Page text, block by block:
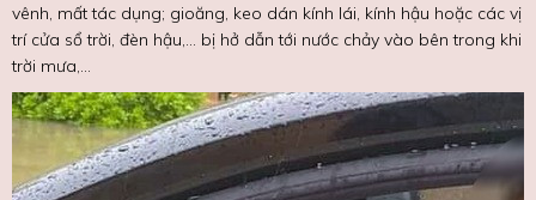
vênh, mất tác dụng; gioăng, keo dán kính lái, kính hậu hoặc các vị
trí cửa sổ trời, đèn hậu,... bị hở dẫn tới nước chảy vào bên trong khi
trời mưa,...